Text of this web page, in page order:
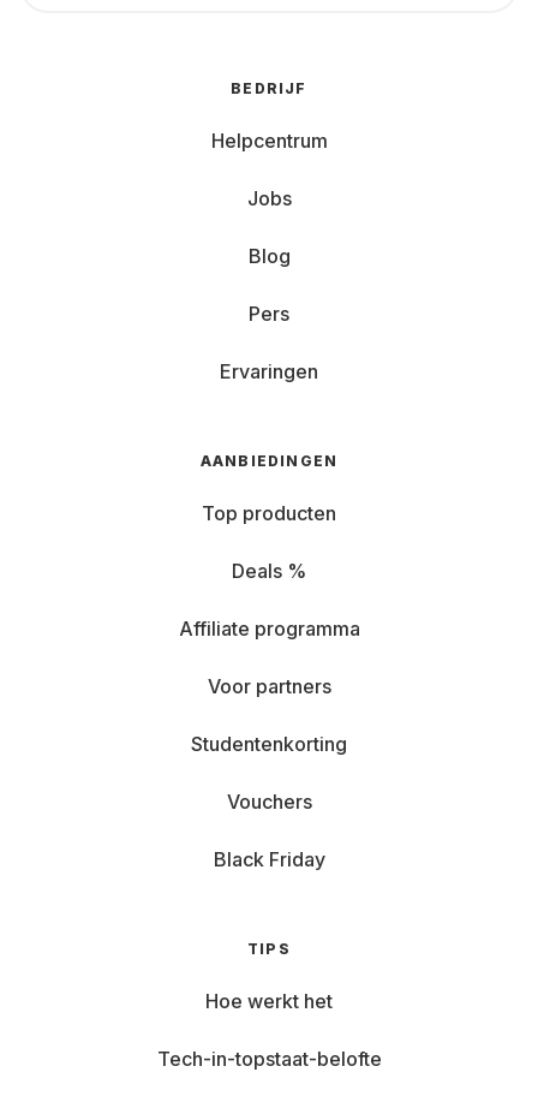
BEDRIJF
Helpcentrum
Jobs
Blog
Pers
Ervaringen
AANBIEDINGEN
Top producten
Deals %
Affiliate programma
Voor partners
Studentenkorting
Vouchers
Black Friday
TIPS
Hoe werkt het
Tech-in-topstaat-belofte